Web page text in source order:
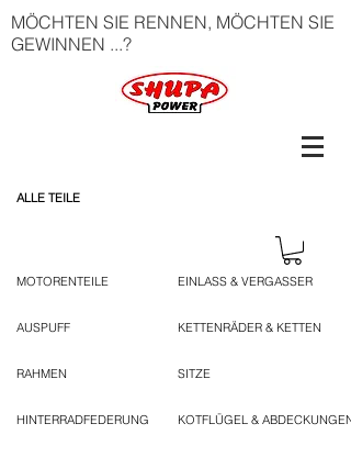
MÖCHTEN SIE RENNEN, MÖCHTEN SIE
GEWINNEN ...?
ALLE TEILE
MOTORENTEILE
AUSPUFF
RAHMEN
HINTERRADFEDERUNG
EINLASS & VERGASSER
KETTENRÄDER & KETTEN
SITZE
KOTFLÜGEL & ABDECKUNGEN